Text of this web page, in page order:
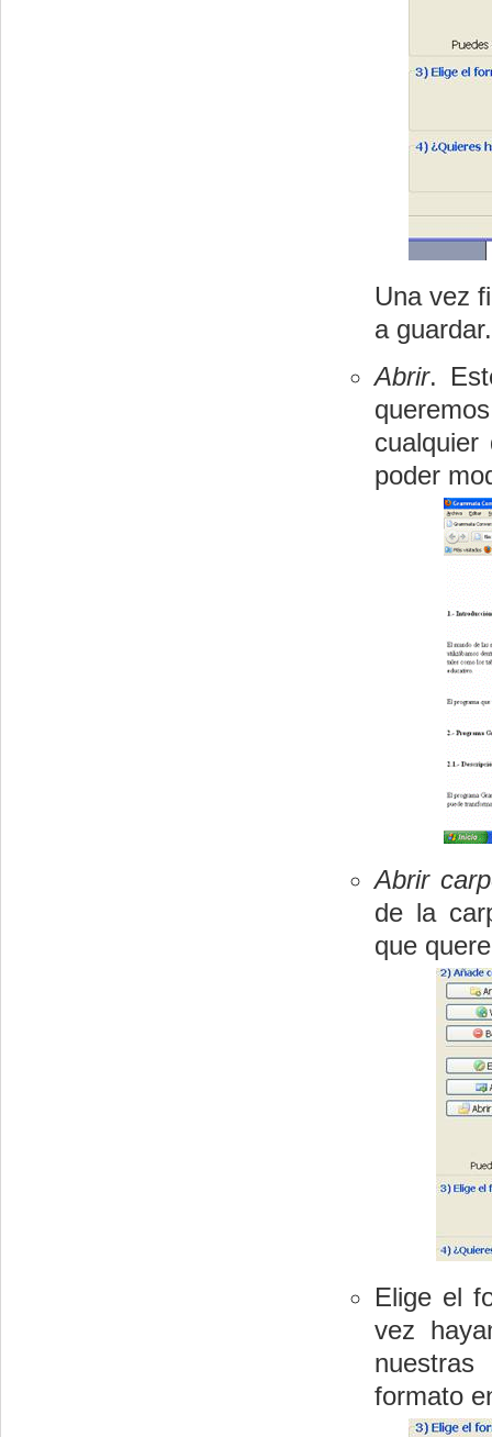
Una vez
a guardar.
Abrir.
poder
Abrir
de la
que
Elige el
vez
formato